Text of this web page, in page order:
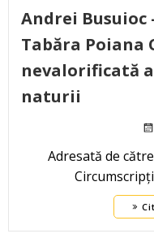
Andrei Busuioc
Tabăra Poiana
nevalorificată
naturii
Adresată de